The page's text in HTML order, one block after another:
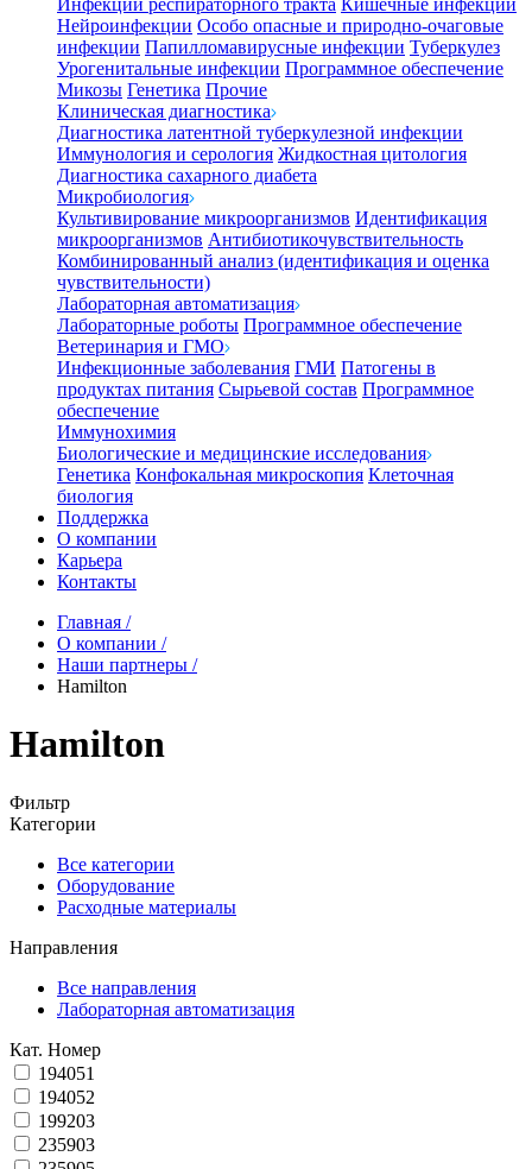
Инфекции респираторного тракта Кишечные инфекции
Нейроинфекции Особо опасные и природно-очаговые
инфекции Папилломавирусные инфекции Туберкулез
Урогенитальные инфекции Программное обеспечение
Микозы Генетика Прочие
Клиническая диагностика
Диагностика латентной туберкулезной инфекции
Иммунология и серология Жидкостная цитология
Диагностика сахарного диабета
Микробиология
Культивирование микроорганизмов Идентификация
микроорганизмов Антибиотикочувствительность
Комбинированный анализ (идентификация и оценка
чувствительности)
Лабораторная автоматизация
Лабораторные роботы Программное обеспечение
Ветеринария и ГМО
Инфекционные заболевания ГМИ Патогены в
продуктах питания Сырьевой состав Программное
обеспечение
Иммунохимия
Биологические и медицинские исследования
Генетика Конфокальная микроскопия Клеточная
биология
Поддержка
О компании
Карьера
Контакты
Главная /
О компании /
Наши партнеры /
Hamilton
Hamilton
Фильтр
Категории
Все категории
Оборудование
Расходные материалы
Направления
Все направления
Лабораторная автоматизация
Кат. Номер
194051
194052
199203
235903